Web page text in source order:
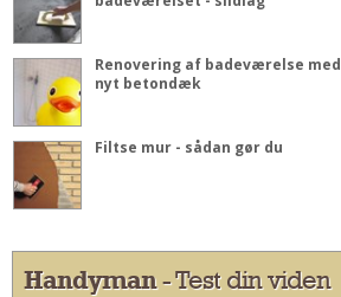
Renovering af badeværelse med
nyt betondæk
Filtse mur - sådan gør du
Handyman- Test din viden